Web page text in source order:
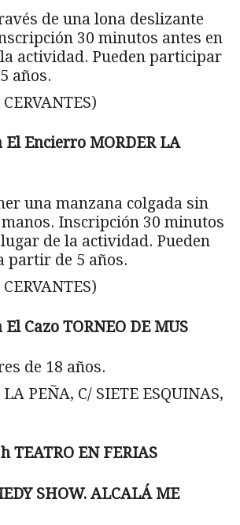
de una lona deslizante
30 minutos antes en
actividad. Pueden participar
años.
El Encierro MORDER LA
una manzana colgada sin
Inscripción 30 minutos
de la actividad. Pueden
partir de 5 años.
El Cazo TORNEO DE MUS
de 18 años.
PEÑA, C/ SIETE ESQUINAS,
TEATRO EN FERIAS
SHOW. ALCALÁ ME